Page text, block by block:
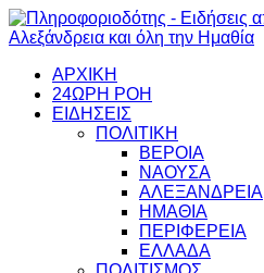
ΑΡΧΙΚΗ
24ΩΡΗ ΡΟΗ
ΕΙΔΗΣΕΙΣ
ΠΟΛΙΤΙΚΗ
ΒΕΡΟΙΑ
ΝΑΟΥΣΑ
ΑΛΕΞΑΝΔΡΕΙΑ
ΗΜΑΘΙΑ
ΠΕΡΙΦΕΡΕΙΑ
ΕΛΛΑΔΑ